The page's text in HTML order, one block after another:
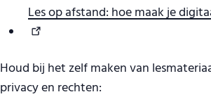
Les op afstand: hoe maak je
Houd bij het zelf maken van
privacy en rechten: